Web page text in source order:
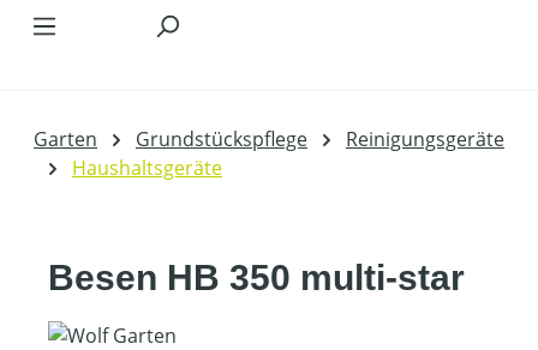
Garten Grundstückspflege
Reinigungsgeräte
Haushaltsgeräte
Besen HB 350 multi-star